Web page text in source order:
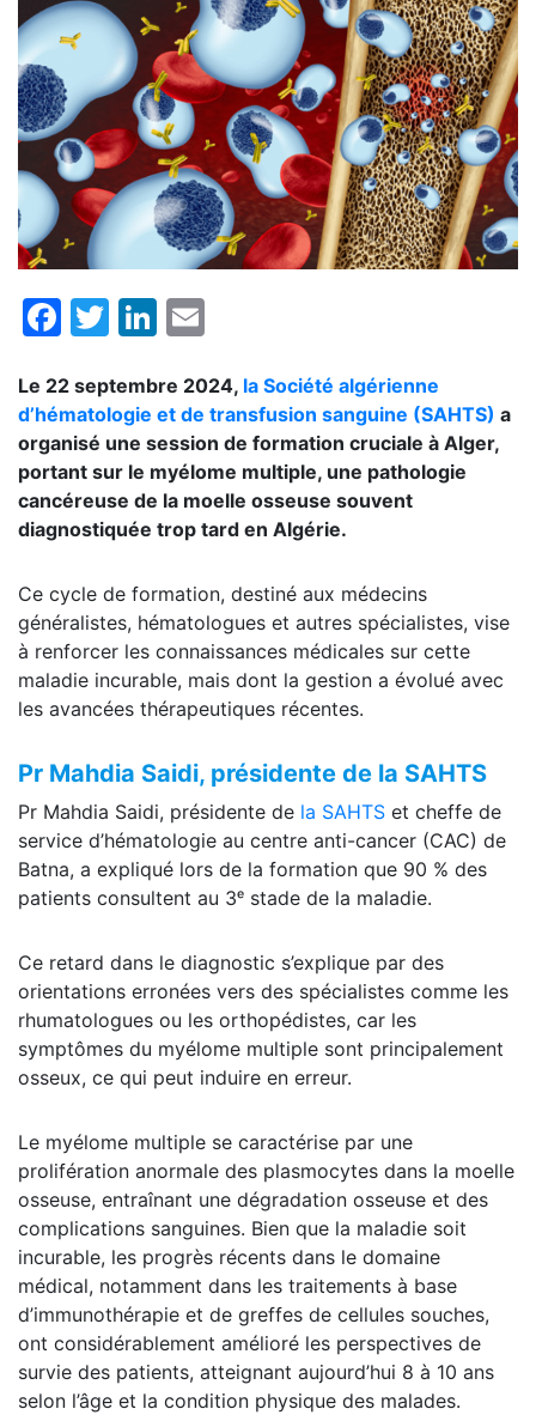
Facebook
TwitterLinkedIn
Le 22 septembre 2024, la Société algérienne
d’hématologie et de transfusion sanguine (SAHTS) a
organisé une session de formation cruciale à Alger,
portant sur le myélome multiple, une pathologie
cancéreuse de la moelle osseuse souvent
diagnostiquée trop tard en Algérie.
Ce cycle de formation, destiné aux médecins
généralistes, hématologues et autres spécialistes, vise
à renforcer les connaissances médicales sur cette
maladie incurable, mais dont la gestion a évolué avec
les avancées thérapeutiques récentes.
Pr Mahdia Saidi, présidente de la SAHTS
Pr Mahdia Saidi, présidente de la SAHTS et cheffe de
service d’hématologie au centre anti-cancer (CAC) de
Batna, a expliqué lors de la formation que 90 % des
patients consultent au 3ᵉ stade de la maladie.
Ce retard dans le diagnostic s’explique par des
orientations erronées vers des spécialistes comme les
rhumatologues ou les orthopédistes, car les
symptômes du myélome multiple sont principalement
osseux, ce qui peut induire en erreur.
Le myélome multiple se caractérise par une
prolifération anormale des plasmocytes dans la moelle
osseuse, entraînant une dégradation osseuse et des
complications sanguines. Bien que la maladie soit
incurable, les progrès récents dans le domaine
médical, notamment dans les traitements à base
d’immunothérapie et de greffes de cellules souches,
ont considérablement amélioré les perspectives de
survie des patients, atteignant aujourd’hui 8 à 10 ans
selon l’âge et la condition physique des malades.